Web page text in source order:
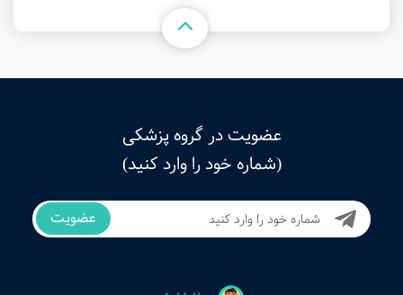
عضویت در گروه پزشکی
(شماره خود را وارد کنید)
عضویت